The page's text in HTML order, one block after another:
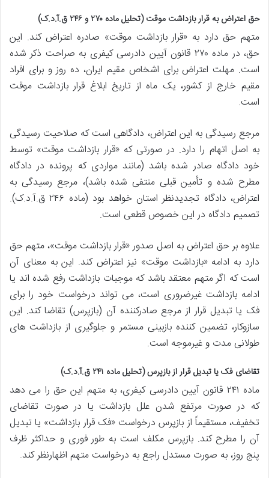
حق اعتراض به قرار بازداشت موقت (تحلیل ماده ۲۷۰ و ۲۴۶ ق.آ.د.ک)
متهم حق دارد به «قرار بازداشت موقت» صادره اعتراض کند. این
حق، در ماده ۲۷۰ قانون آیین دادرسی کیفری به صراحت ذکر شده
است. مهلت اعتراض برای اشخاص مقیم ایران، ده روز و برای افراد
مقیم خارج از کشور، یک ماه از تاریخ ابلاغ قرار بازداشت موقت
است.
مرجع رسیدگی به این اعتراض، دادگاهی است که صلاحیت رسیدگی
به اصل اتهام را دارد. در صورتی که «قرار بازداشت موقت» توسط
خود دادگاه صادر شده باشد (مانند مواردی که پرونده در دادگاه
مطرح شده و تأمین قبلی منتفی شده باشد)، مرجع رسیدگی به
اعتراض، دادگاه تجدیدنظر استان خواهد بود (ماده ۲۴۶ ق.آ.د.ک).
تصمیم دادگاه در این خصوص قطعی است.
علاوه بر حق اعتراض به اصل صدور «قرار بازداشت موقت»، متهم حق
دارد به ادامه «بازداشت موقت» نیز اعتراض کند. این به معنای آن
است که اگر متهم معتقد باشد که موجبات بازداشت رفع شده اند یا
ادامه بازداشت غیرضروری است، می تواند درخواست خود را برای
فک یا تبدیل قرار از مرجع صادرکننده آن (بازپرس) تقاضا کند. این
سازوکار، تضمین کننده بازبینی مستمر و جلوگیری از بازداشت های
طولانی مدت و غیرموجه است.
تقاضای فک یا تبدیل قرار از بازپرس (تحلیل ماده ۲۴۱ ق.آ.د.ک)
ماده ۲۴۱ قانون آیین دادرسی کیفری، به متهم این حق را می دهد
که در صورت مرتفع شدن علل بازداشت یا در صورت تقاضای
تخفیف، مستقیماً از بازپرس درخواست «فک قرار بازداشت» یا تبدیل
آن را مطرح کند. بازپرس مکلف است به طور فوری و حداکثر ظرف
پنج روز، به صورت مستدل راجع به درخواست متهم اظهارنظر کند.